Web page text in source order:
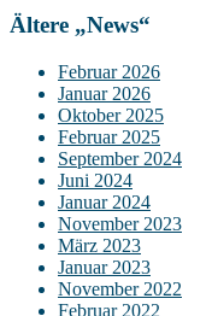
Ältere „News“
Februar 2026
Januar 2026
Oktober 2025
Februar 2025
September 2024
Juni 2024
Januar 2024
November 2023
März 2023
Januar 2023
November 2022
Februar 2022